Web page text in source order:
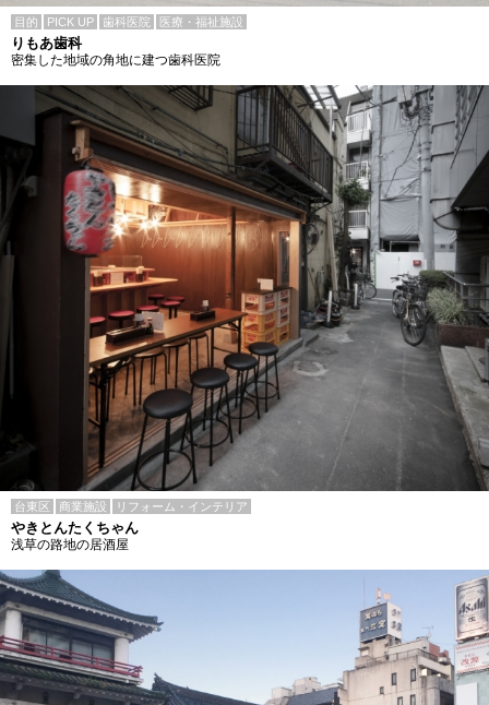
目的 PICK UP 歯科医院 医療・福祉施設
りもあ歯科
密集した地域の角地に建つ歯科医院
台東区 商業施設 リフォーム・インテリア
やきとんたくちゃん
浅草の路地の居酒屋